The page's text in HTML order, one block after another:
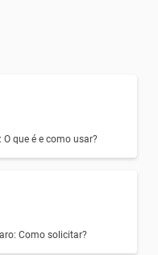
que é e como usar?
Como solicitar?